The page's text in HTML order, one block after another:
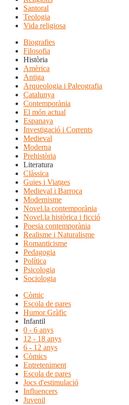
Santoral
Teologia
Vida religiosa
Biografies
Filosofia
Història
Amèrica
Antiga
Arqueologia i Paleografia
Catalunya
Contemporània
El món actual
Espanaya
Investigació i Corrents
Medieval
Moderna
Prehistòria
Literatura
Clàssica
Guies i Viatges
Medieval i Barroca
Modernisme
Novel.la contemporània
Novel.la històrica i ficció
Poesia contemporània
Realisme i Naturalisme
Romanticisme
Pedagogia
Política
Psicologia
Sociologia
Còmic
Escola de pares
Humor Gràfic
Infantil
0 - 6 anys
12 - 18 anys
6 - 12 anys
Còmics
Entreteniment
Escola de pares
Jocs d'estimulació
Influencers
Juvenil